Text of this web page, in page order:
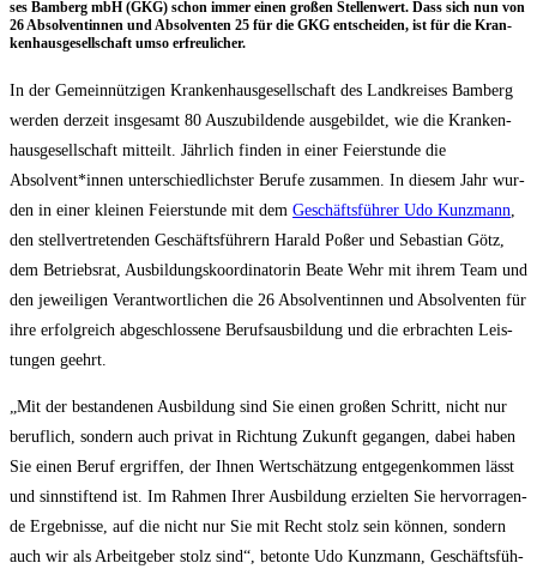
ses Bam­berg mbH (GKG) schon immer einen gro­ßen Stel­len­wert. Dass sich nun von
26 Absol­ven­tin­nen und Absol­ven­ten 25 für die GKG ent­schei­den, ist für die Kran­
ken­haus­ge­sell­schaft umso erfreulicher.
In der Gemein­nüt­zi­gen Kran­ken­haus­ge­sell­schaft des Land­krei­ses Bam­berg
wer­den der­zeit ins­ge­samt 80 Aus­zu­bil­den­de aus­ge­bil­det, wie die Kran­ken­
haus­ge­sell­schaft mit­teilt. Jähr­lich fin­den in einer Fei­er­stun­de die
Absolvent*innen unter­schied­lichs­ter Beru­fe zusam­men. In die­sem Jahr wur­
den in einer klei­nen Fei­er­stun­de mit dem Geschäfts­füh­rer Udo Kunz­mann
den stell­ver­tre­ten­den Geschäfts­füh­rern Harald Poßer und Sebas­ti­an Götz,
dem Betriebs­rat, Aus­bil­dungs­ko­or­di­na­to­rin Bea­te Wehr mit ihrem Team und
den jewei­li­gen Ver­ant­wort­li­chen die 26 Absol­ven­tin­nen und Absol­ven­ten für
ihre erfolg­reich abge­schlos­se­ne Berufs­aus­bil­dung und die erbrach­ten Leis­
tun­gen geehrt.
„Mit der bestan­de­nen Aus­bil­dung sind Sie einen gro­ßen Schritt, nicht nur
beruf­lich, son­dern auch pri­vat in Rich­tung Zukunft gegan­gen, dabei haben
Sie einen Beruf ergrif­fen, der Ihnen Wert­schät­zung ent­ge­gen­kom­men lässt
und sinn­stif­tend ist. Im Rah­men Ihrer Aus­bil­dung erziel­ten Sie her­vor­ra­gen­
de Ergeb­nis­se, auf die nicht nur Sie mit Recht stolz sein kön­nen, son­dern
auch wir als Arbeit­ge­ber stolz sind“, beton­te Udo Kunz­mann, Geschäfts­füh­